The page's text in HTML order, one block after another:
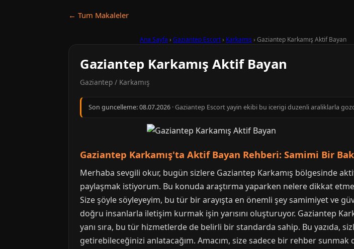
← Tum Makaleler
Ana Sayfa › Gaziantep Escort› Karkamış › Gaziantep Karkamış Aktif Bayan
Gaziantep Karkamış Aktif Bayan
Gaziantep / Karkamış
Son guncelleme:08.07.2026 · Gaziantep Escort yayin ekibi bu icerigi duzenli araliklarla
Gaziantep Karkamış'ta Aktif Bayan Rehberi: Samimi Bir
Merhaba sevgili okur, bugün sizlere Gaziantep Karkamış bölgesinde
paylaşmak istiyorum. Bu konuda araştırma yaparken nelere dikkat
Size şöyle söyleyeyim, bu tür bir arayışta en önemli şey samimiyet ve
doğru insanlarla iletişim kurmak işin yarısını oluşturuyor. Gaziantep
yanı sıra, bu tür hizmetlerde de belirli bir standarda sahip. Bu yazıda,
getirebileceğinizi anlatacağım. Amacım, size sadece bir rehber